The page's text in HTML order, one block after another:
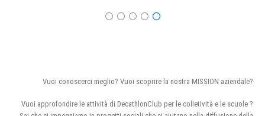
Vuoi conoscerci meglio? Vuoi scoprire la nostra MISSION aziendale?
Vuoi approfondire le attività di DecathlonClub per le colletività e le scuole ?